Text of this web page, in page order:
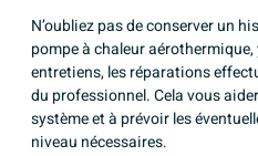
N’oubliez pas de conserver un
pompe à chaleur
entretiens, les réparations
du professionnel. Cela vous
système et à prévoir les
niveau nécessaires.